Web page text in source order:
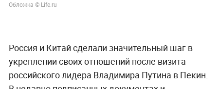
Обложка © Life.ru
Россия и Китай сделали значительный шаг в
укреплении своих отношений после визита
российского лидера Владимира Путина в Пекин.